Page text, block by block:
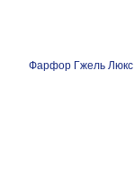
Фарфор Гжель Люкс